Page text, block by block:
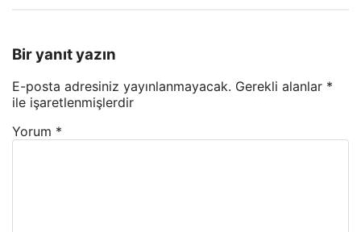
Bir yanıt yazın
E-posta adresiniz yayınlanmayacak. Gerekli alanlar *
ile işaretlenmişlerdir
Yorum *